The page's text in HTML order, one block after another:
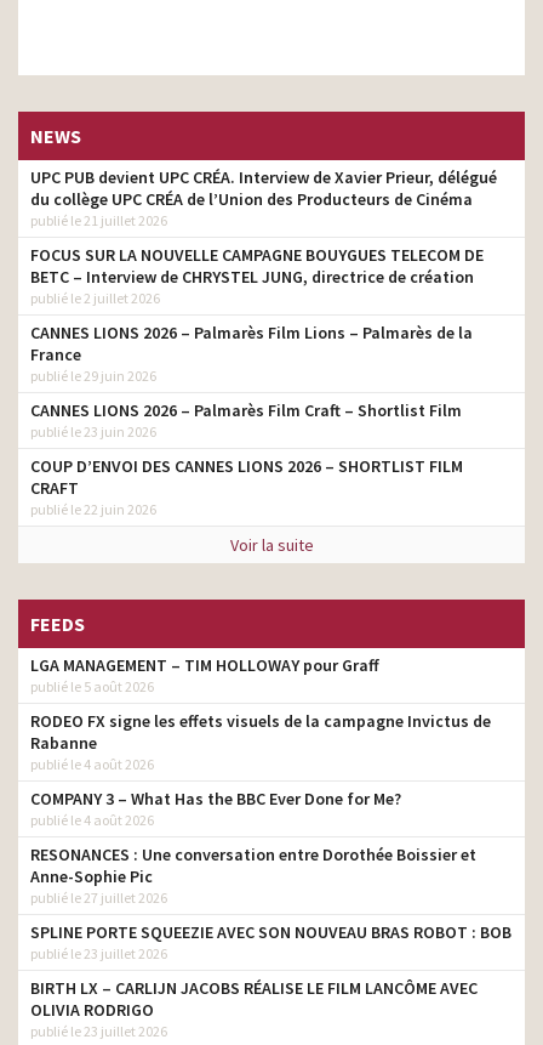
NEWS
UPC PUB devient UPC CRÉA. Interview de Xavier Prieur, délégué
du collège UPC CRÉA de l’Union des Producteurs de Cinéma
publié le 21 juillet 2026
FOCUS SUR LA NOUVELLE CAMPAGNE BOUYGUES TELECOM DE
BETC – Interview de CHRYSTEL JUNG, directrice de création
publié le 2 juillet 2026
CANNES LIONS 2026 – Palmarès Film Lions – Palmarès de la
France
publié le 29 juin 2026
CANNES LIONS 2026 – Palmarès Film Craft – Shortlist Film
publié le 23 juin 2026
COUP D’ENVOI DES CANNES LIONS 2026 – SHORTLIST FILM
CRAFT
publié le 22 juin 2026
Voir la suite
FEEDS
LGA MANAGEMENT – TIM HOLLOWAY pour Graff
publié le 5 août 2026
RODEO FX signe les effets visuels de la campagne Invictus de
Rabanne
publié le 4 août 2026
COMPANY 3 – What Has the BBC Ever Done for Me?
publié le 4 août 2026
RESONANCES : Une conversation entre Dorothée Boissier et
Anne-Sophie Pic
publié le 27 juillet 2026
SPLINE PORTE SQUEEZIE AVEC SON NOUVEAU BRAS ROBOT : BOB
publié le 23 juillet 2026
BIRTH LX – CARLIJN JACOBS RÉALISE LE FILM LANCÔME AVEC
OLIVIA RODRIGO
publié le 23 juillet 2026